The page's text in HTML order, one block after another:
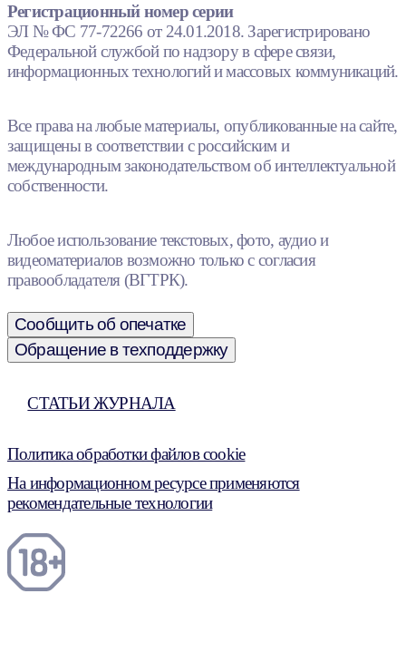
Регистрационный номер серии
ЭЛ № ФС 77-72266 от 24.01.2018. Зарегистрировано
Федеральной службой по надзору в сфере связи,
информационных технологий и массовых коммуникаций.
Все права на любые материалы, опубликованные на сайте,
защищены в соответствии с российским и
международным законодательством об интеллектуальной
собственности.
Любое использование текстовых, фото, аудио и
видеоматериалов возможно только с согласия
правообладателя (ВГТРК).
Сообщить об опечатке
Обращение в техподдержку
СТАТЬИ ЖУРНАЛА
Политика обработки файлов cookie
На информационном ресурсе применяются
рекомендательные технологии